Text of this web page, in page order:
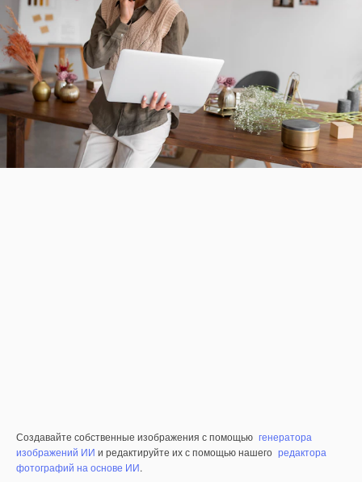
Создавайте собственные изображения с помощью генератора
изображений ИИ и редактируйте их с помощью нашего редактора
фотографий на основе ИИ.